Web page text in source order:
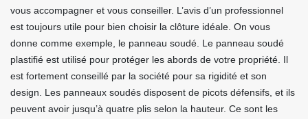
vous accompagner et vous conseiller. L’avis d’un professionnel
est toujours utile pour bien choisir la clôture idéale. On vous
donne comme exemple, le panneau soudé. Le panneau soudé
plastifié est utilisé pour protéger les abords de votre propriété. Il
est fortement conseillé par la société pour sa rigidité et son
design. Les panneaux soudés disposent de picots défensifs, et ils
peuvent avoir jusqu’à quatre plis selon la hauteur. Ce sont les